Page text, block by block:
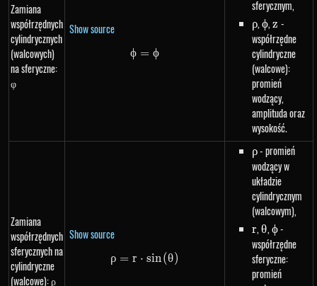
Zamiana
współrzędnych
cylindrycznych
(walcowych)
na sferyczne:
φ
Show source
\phi=\phi
ϕ = ϕ
sferycznym,
\rho
ρ, \phi
ϕ, z
z -
współrzędne
cylindryczne
(walcowe):
promień
wodzący,
amplituda oraz
wysokość.
Zamiana
współrzędnych
sferycznych na
cylindryczne
(walcowe): ρ
Show source
\rho=r \cdot
ρ = r ⋅ sin(θ)
\rho
ρ- promień
wodzący w
układzie
cylindrycznym
(walcowym),
r
r,\theta
θ, \phi
ϕ-
współrzędne
sferyczne:
promień